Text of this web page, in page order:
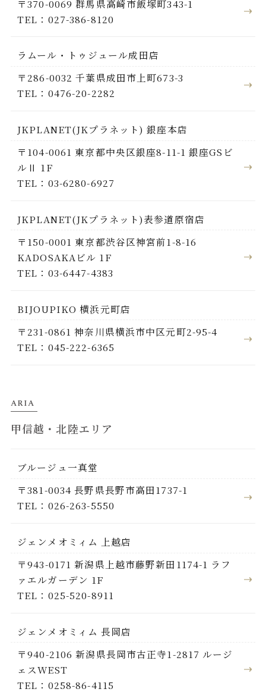
〒370-0069 群馬県高崎市飯塚町343-1
TEL：027-386-8120
ラムール・トゥジュール成田店
〒286-0032 千葉県成田市上町673-3
TEL：0476-20-2282
JKPLANET(JKプラネット) 銀座本店
〒104-0061 東京都中央区銀座8-11-1 銀座GSビ
ルⅡ 1F
TEL：03-6280-6927
JKPLANET(JKプラネット)表参道原宿店
〒150-0001 東京都渋谷区神宮前1-8-16
KADOSAKAビル 1F
TEL：03-6447-4383
BIJOUPIKO 横浜元町店
〒231-0861 神奈川県横浜市中区元町2-95-4
TEL：045-222-6365
ARIA
甲信越・北陸エリア
ブルージュ一真堂
〒381-0034 長野県長野市高田1737-1
TEL：026-263-5550
ジェンメオミィム 上越店
〒943-0171 新潟県上越市藤野新田1174-1 ラフ
ァエルガーデン 1F
TEL：025-520-8911
ジェンメオミィム 長岡店
〒940-2106 新潟県長岡市古正寺1-2817 ルージ
ェスWEST
TEL：0258-86-4115